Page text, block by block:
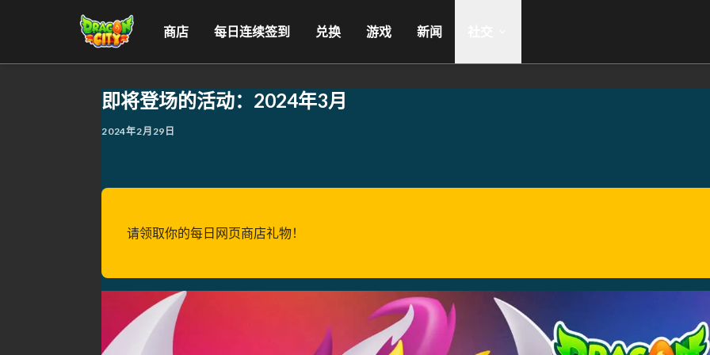
商店 每日连续签到 兑换 游戏 新闻
即将登场的活动：2024年3月
2024年2月29日
请领取你的每日网页商店礼物！